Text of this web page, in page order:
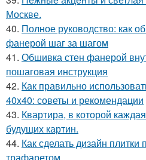
Москве.
40. Полное руководство: как
фанерой шаг за шагом
41. Обшивка стен фанерой
пошаговая инструкция
42. Как правильно
40x40: советы и рекомендации
43. Квартира, в которой
будущих картин.
44. Как сделать дизайн